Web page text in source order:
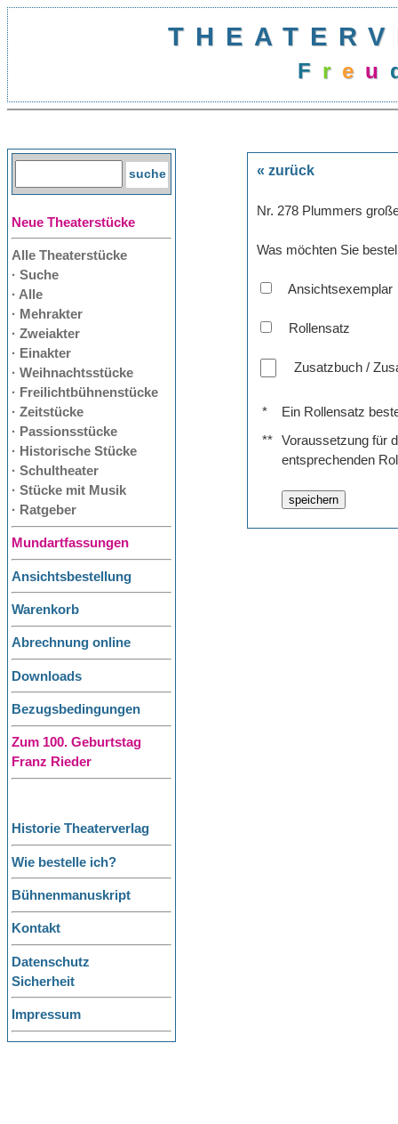
Freu
Neue Theaterstücke
Alle Theaterstücke
· Suche
· Alle
· Mehrakter
· Zweiakter
· Einakter
· Weihnachtsstücke
· Freilichtbühnenstücke
· Zeitstücke
· Passionsstücke
· Historische Stücke
· Schultheater
· Stücke mit Musik
· Ratgeber
Mundartfassungen
Ansichtsbestellung
Warenkorb
Abrechnung online
Downloads
Bezugsbedingungen
Zum 100. Geburtstag
Franz Rieder
Historie Theaterverlag
Wie bestelle ich?
Bühnenmanuskript
Kontakt
Datenschutz
Sicherheit
Impressum
« zurück
Nr. 278 Plummers
Was möchten Sie
Ansichtsexemplar
Rollensatz
Zusatzbuch /
*
Ein Rollensatz
**
Voraussetzung für
entsprechenden